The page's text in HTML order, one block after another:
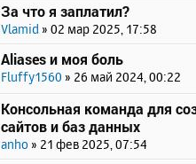
За что я заплатил?
Vlamid » 02 мар 2025, 17:58
Aliases и моя боль
Fluffy1560 » 26 май 2024, 00:22
Консольная команда для
сайтов и баз данных
anho » 21 фев 2025, 07:54